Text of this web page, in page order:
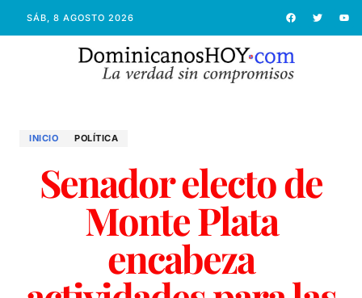
SÁB, 8 AGOSTO 2026
INICIO POLÍTICA
Senador electo de
Monte Plata
encabeza